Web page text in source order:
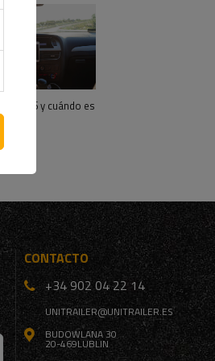
B-96 y cuándo es
CONTACTO
+34 902 04 22 14
UNITRAILER@UNITRAILER.ES
BUDOWLANA 30
20-469LUBLIN